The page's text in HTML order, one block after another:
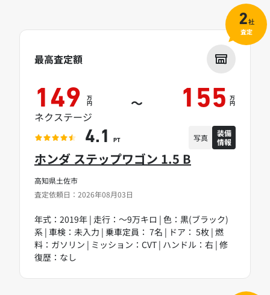
高知県土佐市
査定依頼日：2026年08月03日
ホンダ ステップワゴン 1.5 B
年式：2019年 | 走行：～9万キロ | 色：黒(ブラック)
系 | 車検：未入力 | 乗車定員： 7名 | ドア： 5枚 | 燃
料：ガソリン | ミッション：CVT | ハンドル：右 | 修
復歴：なし
最高査定額
149 万
円 ～ 155 万
円
ネクステージ
4.1 PT 写真
装備
情報
2社
査定